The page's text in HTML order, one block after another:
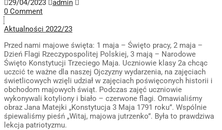
29/04/2023
admin
0 Comment
Aktualności 2022/23
Przed nami majowe święta: 1 maja – Święto pracy, 2 maja –
Dzień Flagi Rzeczypospolitej Polskiej, 3 mają – Narodowe
Święto Konstytucji Trzeciego Maja. Uczniowie klasy 2a chcąc
uczcić te ważne dla naszej Ojczyzny wydarzenia, na zajęciach
świetlicowych wzięli udział w zajęciach poświęconych historii i
obchodom majowych świąt. Podczas zajęć uczniowie
wykonywali kotyliony i biało – czerwone flagi. Omawialiśmy
obraz Jana Matejki „Konstytucja 3 Maja 1791 roku”. Wspólnie
śpiewaliśmy pieśń „Witaj, majowa jutrzenko”. Była to prawdziwa
lekcja patriotyzmu.